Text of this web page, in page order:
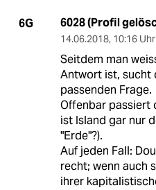
6G 6028 (Profil
14.06.2018, 10:16 Uhr
Seitdem man
Antwort ist, sucht
passenden Frage.
Offenbar passiert
ist Island gar nur
"Erde"?).
Auf jeden Fall:
recht; wenn auch
ihrer